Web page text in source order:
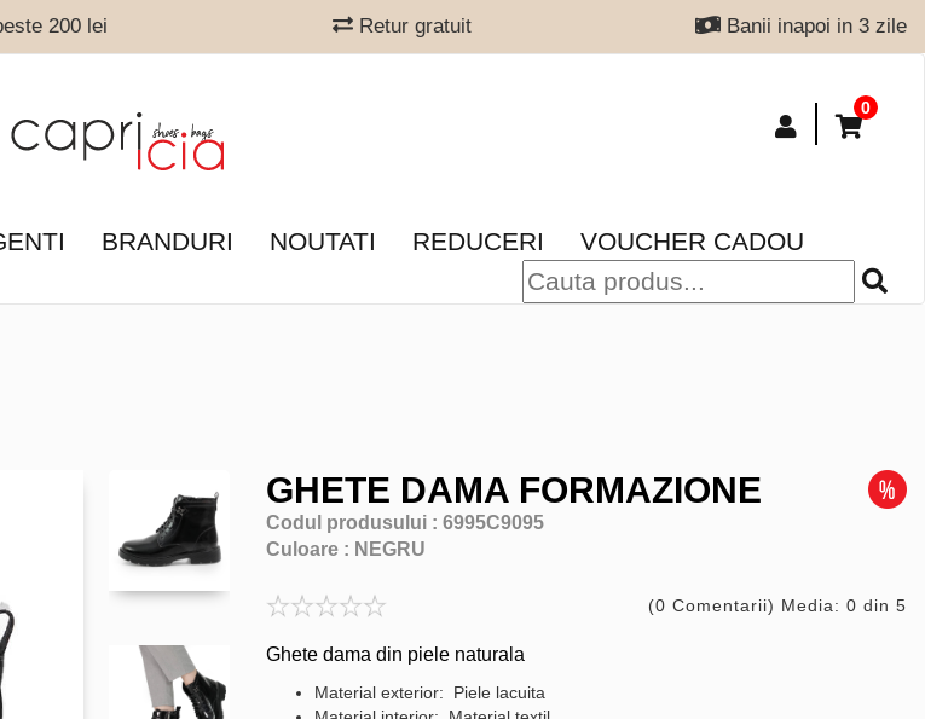
200 lei Retur gratuit Banii inapoi in 3 zile
0
BRANDURI NOUTATI REDUCERI VOUCHER CADOU
GHETE DAMA FORMAZIONE
Codul produsului : 6995C9095
Culoare : NEGRU
(0 Comentarii) Media: 0 din 5
Ghete dama din piele naturala
Material exterior: Piele lacuita